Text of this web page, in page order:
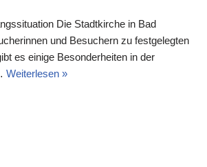
Die Stadtkirche in Bad
und Besuchern zu festgelegten
es einige Besonderheiten in der
Weiterlesen »